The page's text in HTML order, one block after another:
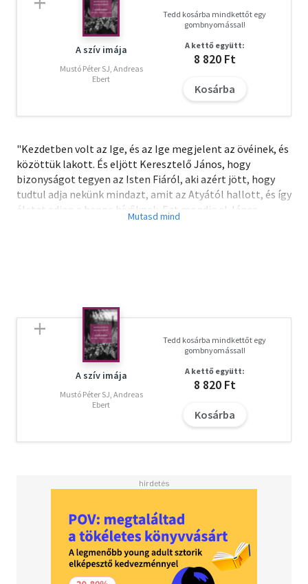
A szív imája
Mustó Péter SJ, Andreas
Ebert
Tedd kosárba mindkettőt egy
gombnyomással!
A kettő együtt:
8 820 Ft
Kosárba
"Kezdetben volt az Ige, és az Ige megjelent az övéinek, és
közöttük lakott. És eljött Keresztelő János, hogy
bizonyságot tegyen az Isten Fiáról, aki azért jött, hogy
tudtul adja nekünk mindazt, amit az Atyától hallott, és így
életet adjon a benne hívőknek. Ezt mondja el János
közérthetőségre, közvetlen használhatóságra és
tömörségre törekedve.
A szerző református teológus és klasszika-filológus
egyetemi tanár, kutatási területe az Újszövetség és a
görög egyházatyák Szentírás-értelmezése.
A szív imája
Mustó Péter SJ, Andreas
Ebert
Tedd kosárba mindkettőt egy
gombnyomással!
A kettő együtt:
8 820 Ft
Kosárba